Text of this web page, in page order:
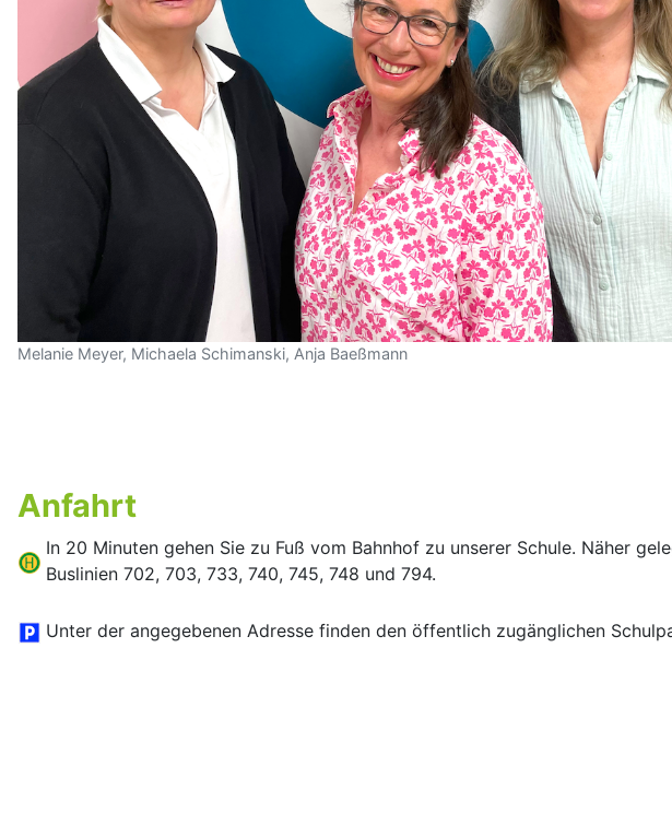
Melanie Meyer, Michaela Schimanski, Anja Baeßmann
Anfahrt
In 20 Minuten gehen Sie zu Fuß vom Bahnhof zu unserer Schule. Näher
Buslinien 702, 703, 733, 740, 745, 748 und 794.
Unter der angegebenen Adresse finden den öffentlich zugänglichen